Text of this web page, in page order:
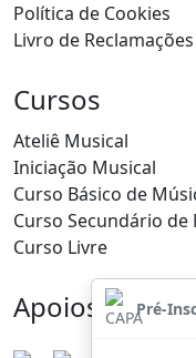
Política de Cookies
Livro de Reclamações
Cursos
Ateliê Musical
Iniciação Musical
Curso Básico de
Curso Secundário de
Curso Livre
Apoios Pré-